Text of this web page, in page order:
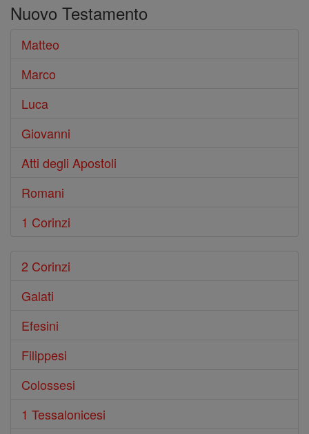
Bibbia
Nuovo Testamento
Matteo
Marco
Luca
Giovanni
Atti degli Apostoli
Romani
1 Corinzi
2 Corinzi
Galati
Efesini
Filippesi
Colossesi
1 Tessalonicesi